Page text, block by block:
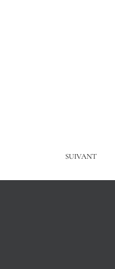
SUIVANT